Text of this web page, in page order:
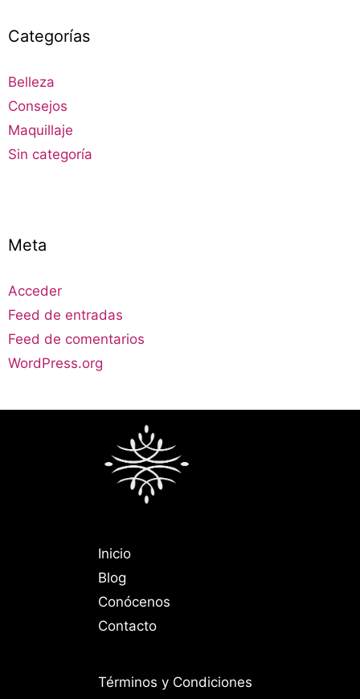
Categorías
Belleza
Consejos
Maquillaje
Sin categoría
Meta
Acceder
Feed de entradas
Feed de comentarios
WordPress.org
Inicio
Blog
Conócenos
Contacto
Términos y Condiciones